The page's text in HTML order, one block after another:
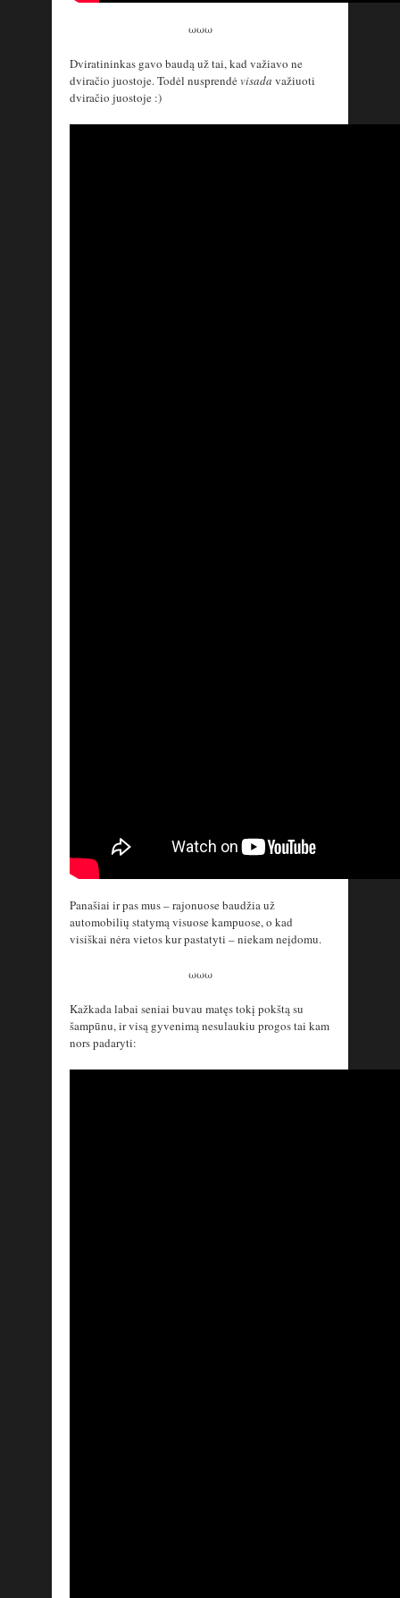
ωωω
Dviratininkas gavo baudą už tai, kad važiavo ne
dviračio juostoje. Todėl nusprendėvisada važiuoti
dviračio juostoje :)
Panašiai ir pas mus – rajonuose baudžia už
automobilių statymą visuose kampuose, o kad
visiškai nėra vietos kur pastatyti – niekam neįdomu.
ωωω
Kažkada labai seniai buvau matęs tokį pokštą su
šampūnu, ir visą gyvenimą nesulaukiu progos tai kam
nors padaryti: